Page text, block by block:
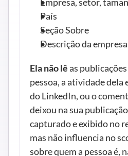
País
Seção Sobre
Descrição da
Ela não lê as
pessoa, a atividade dela
do LinkedIn, ou o
deixou na sua
capturado e exibido no
mas não influencia no
sobre quem a pessoa é,